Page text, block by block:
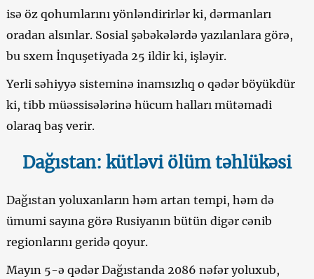
isə öz qohumlarını yönləndirirlər ki, dərmanları
oradan alsınlar. Sosial şəbəkələrdə yazılanlara görə,
bu sxem İnquşetiyada 25 ildir ki, işləyir.
Yerli səhiyyə sisteminə inamsızlıq o qədər böyükdür
ki, tibb müəssisələrinə hücum halları mütəmadi
olaraq baş verir.
Dağıstan: kütləvi ölüm təhlükəsi
Dağıstan yoluxanların həm artan tempi, həm də
ümumi sayına görə Rusiyanın bütün digər cənib
regionlarını geridə qoyur.
Mayın 5-ə qədər Dağıstanda 2086 nəfər yoluxub,